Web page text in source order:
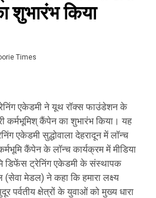
शुभारंभ किया
Times
एकेडमी ने यूथ रॉक्स फाउंडेशन के
कर्मभूमिश् कैंपेन का शुभारंभ किया। यह
एकेडमी सुद्धोवाला देहरादून में लॉन्च
कैंपेन के लॉन्च कार्यक्रम में मीडिया
डिफेंस ट्रेनिंग एकेडमी के संस्थापक
(सेवा मेडल) ने कहा कि हमारा लक्ष्य
पर्वतीय क्षेत्रों के युवाओं को मुख्य धारा